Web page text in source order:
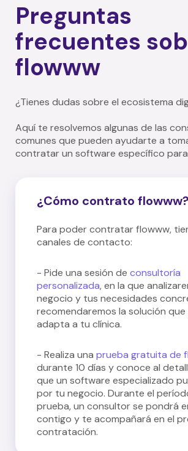
Preguntas
frecuentes
flowww
¿Tienes dudas sobre el ecosistema
Aquí te resolvemos algunas de las
comunes que pueden ayudarte a
contratar un software específico
¿Cómo contrato flowww?
Para poder contratar flowww,
canales de contacto:
- Pide una sesión de consultoría
personalizada, en la que
negocio y tus necesidades
recomendaremos la solución que
adapta a tu clínica.
- Realiza una prueba gratuita de
durante 10 días y conoce al
que un software especializado
por tu negocio. Durante el
prueba, un consultor se pondrá
contigo y te acompañará en el
contratación.